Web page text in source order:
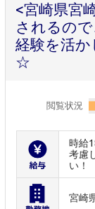
<宮崎県宮
されるの
経験を活
☆
閲覧状況
時給
考慮
い！
宮崎